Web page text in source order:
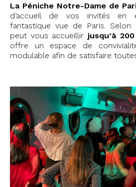
La Péniche Notre-Dame de
d’accueil de vos invités en
fantastique vue de Paris. Selon
peut vous accueillir jusqu’à
offre un espace de
modulable afin de satisfaire